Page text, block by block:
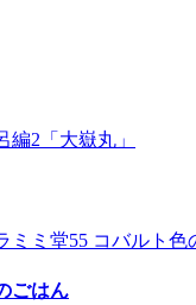
編2「大嶽丸」
ミミ堂55 コバルト色
ごはん